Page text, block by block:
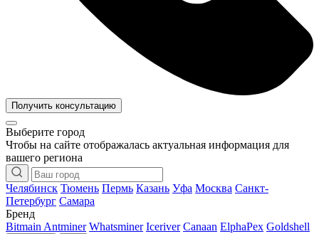
Получить консультацию
Выберите город
Чтобы на сайте отображалась актуальная информация для
вашего региона
Челябинск Тюмень Пермь Казань Уфа Москва Санкт-
Петербург Самара
Бренд
Bitmain Antminer Whatsminer Iceriver Canaan ElphaPex Goldshell